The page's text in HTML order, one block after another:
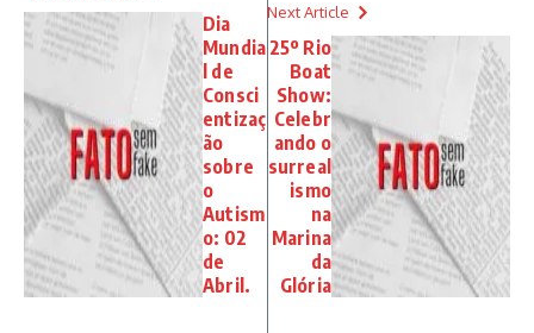
Dia
Mundia
l de
Consci
entizaç
ão
sobre
o
Autism
o: 02
de
Abril.
Next Article
25º Rio
Boat
Show:
Celebr
ando o
surreal
ismo
na
Marina
da
Glória